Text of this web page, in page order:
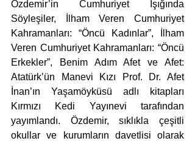
Özdemir’in Cumhuriyet Işığında
Söyleşiler, İlham Veren Cumhuriyet
Kahramanları: “Öncü Kadınlar”, İlham
Veren Cumhuriyet Kahramanları: “Öncü
Erkekler”, Benim Adım Afet ve Afet:
Atatürk’ün Manevi Kızı Prof. Dr. Afet
İnan’ın Yaşamöyküsü adlı kitapları
Kırmızı Kedi Yayınevi tarafından
yayımlandı. Özdemir, sıklıkla çeşitli
okullar ve kurumların davetlisi olarak